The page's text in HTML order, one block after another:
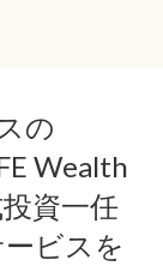
の
Wealth
資一任
ビスを